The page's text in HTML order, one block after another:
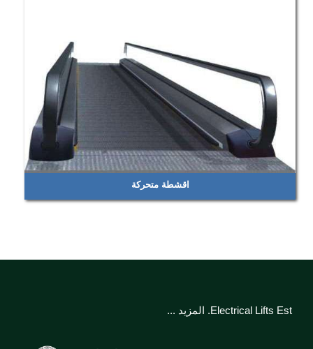
اقشطة متحركة
Electrical Lifts Est. المزيد ...